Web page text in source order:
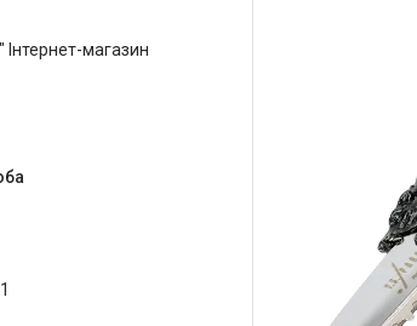
Інтернет-магазин